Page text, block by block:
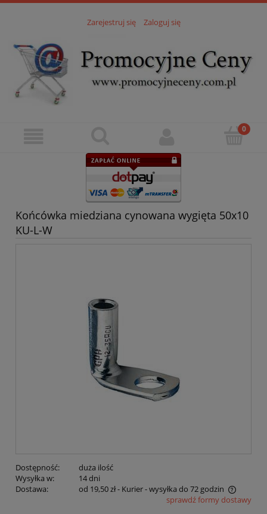
Zarejestruj się Zaloguj się
Końcówka miedziana cynowana wygięta 50x10
KU-L-W
Dostępność:
duża ilość
Wysyłka w:
14 dni
Dostawa:
od 19,50 zł- Kurier - wysyłka do 72 godzin
Cena nie zawiera ewentualnych kosztów płatnościsprawdź formy dostawy